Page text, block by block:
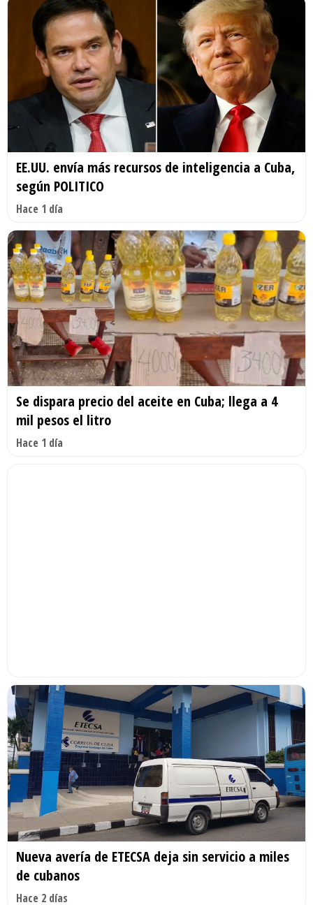
EE.UU. envía más recursos de inteligencia a Cuba,
según POLITICO
Hace 1 día
Se dispara precio del aceite en Cuba; llega a 4
mil pesos el litro
Hace 1 día
Nueva avería de ETECSA deja sin servicio a miles
de cubanos
Hace 2 días